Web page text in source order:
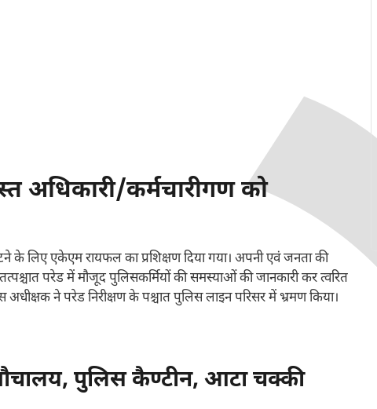
अधिकारी/कर्मचारीगण को
के लिए एकेएम रायफल का प्रशिक्षण दिया गया। अपनी एवं जनता की
तत्पश्चात परेड में मौजूद पुलिसकर्मियों की समस्याओं की जानकारी कर त्वरित
अधीक्षक ने परेड निरीक्षण के पश्चात पुलिस लाइन परिसर में भ्रमण किया।
पुलिस कैण्टीन, आटा चक्की